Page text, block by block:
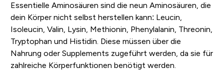
Essentielle Aminosäuren sind die neun Aminosäuren, die
dein Körper nicht selbst herstellen kann: Leucin,
Isoleucin, Valin, Lysin, Methionin, Phenylalanin, Threonin,
Tryptophan und Histidin. Diese müssen über die
Nahrung oder Supplements zugeführt werden, da sie für
zahlreiche Körperfunktionen benötigt werden.